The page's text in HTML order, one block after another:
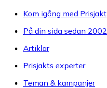
Kom igång med Prisjakt
På din sida sedan 2002
Artiklar
Prisjakts experter
Teman & kampanjer